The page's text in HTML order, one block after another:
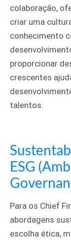
colaboração,
criar uma
conhecimento
proporcionar
crescentes
talentos.
ESG
Para os Chief
abordagens
escolha ética,